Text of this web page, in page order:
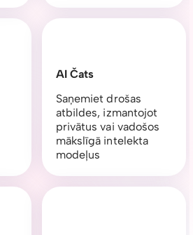
AI Čats
Saņemiet drošas
atbildes, izmantojot
privātus vai vadošos
mākslīgā intelekta
modeļus